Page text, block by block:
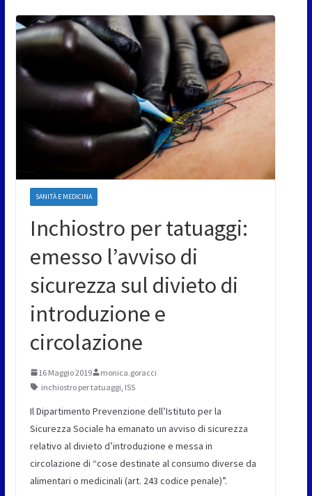
SANITÀ E MEDICINA
Inchiostro per tatuaggi:
emesso l’avviso di
sicurezza sul divieto di
introduzione e
circolazione
16 Maggio 2019
monica.goracci
inchiostro per tatuaggi ISS
Il Dipartimento Prevenzione dell’Istituto per la
Sicurezza Sociale ha emanato un avviso di sicurezza
relativo al divieto d’introduzione e messa in
circolazione di “cose destinate al consumo diverse da
alimentari o medicinali (art. 243 codice penale)”.